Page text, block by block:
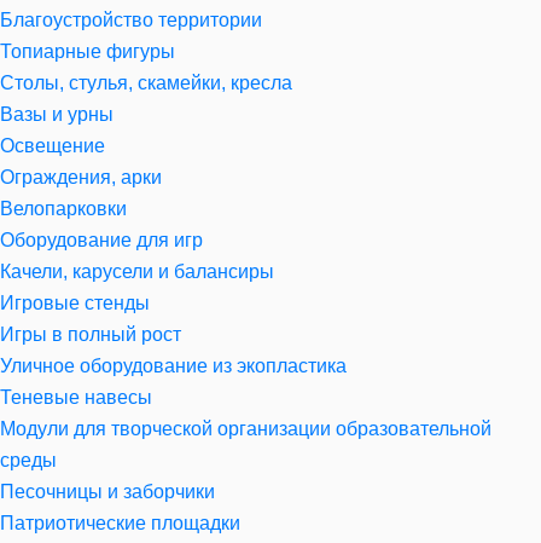
Благоустройство территории
Топиарные фигуры
Столы, стулья, скамейки, кресла
Вазы и урны
Освещение
Ограждения, арки
Велопарковки
Оборудование для игр
Качели, карусели и балансиры
Игровые стенды
Игры в полный рост
Уличное оборудование из экопластика
Теневые навесы
Модули для творческой организации образовательной
среды
Песочницы и заборчики
Патриотические площадки